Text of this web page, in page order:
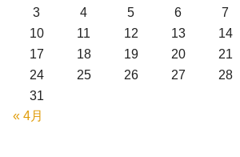
3
4 5 6 7
10
11 12 13 14
17
18 19 20 21
24
25 26 27 28
31
« 4月